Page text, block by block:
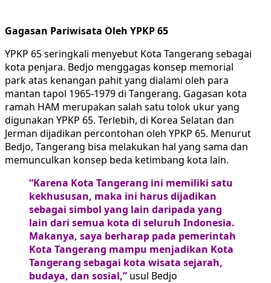
Gagasan Pariwisata Oleh YPKP 65
YPKP 65 seringkali menyebut Kota Tangerang sebagai
kota penjara. Bedjo menggagas konsep memorial
park atas kenangan pahit yang dialami oleh para
mantan tapol 1965-1979 di Tangerang. Gagasan kota
ramah HAM merupakan salah satu tolok ukur yang
digunakan YPKP 65. Terlebih, di Korea Selatan dan
Jerman dijadikan percontohan oleh YPKP 65. Menurut
Bedjo, Tangerang bisa melakukan hal yang sama dan
memunculkan konsep beda ketimbang kota lain.
“Karena Kota Tangerang ini memiliki satu
kekhususan, maka ini harus dijadikan
sebagai simbol yang lain daripada yang
lain dari semua kota di seluruh Indonesia.
Makanya, saya berharap pada pemerintah
Kota Tangerang mampu menjadikan Kota
Tangerang sebagai kota wisata sejarah,
budaya, dan sosial,” usul Bedjo